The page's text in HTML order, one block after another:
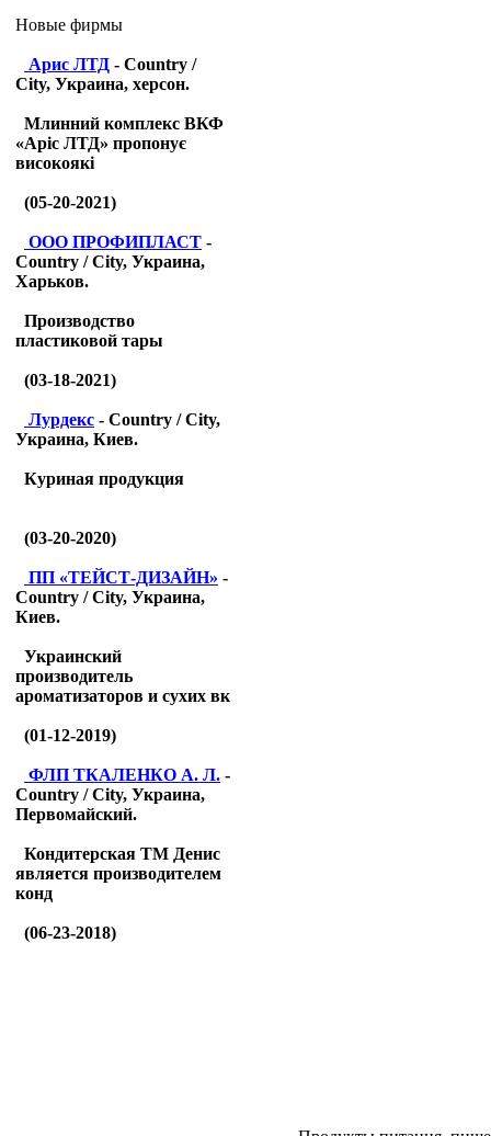
Новые фирмы
Арис ЛТД - Country /
City, Украина, херсон.
Млинний комплекс ВКФ
«Аріс ЛТД» пропонує
високоякі
(05-20-2021)
ООО ПРОФИПЛАСТ -
Country / City, Украина,
Харьков.
Производство
пластиковой тары
(03-18-2021)
Лурдекс - Country / City,
Украина, Киев.
Куриная продукция
(03-20-2020)
ПП «ТЕЙСТ-ДИЗАЙН» -
Country / City, Украина,
Киев.
Украинский
производитель
ароматизаторов и сухих вк
(01-12-2019)
ФЛП ТКАЛЕНКО А. Л. -
Country / City, Украина,
Первомайский.
Кондитерская ТМ Денис
является производителем
конд
(06-23-2018)